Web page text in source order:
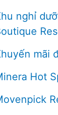
nghỉ
mãi
Hot